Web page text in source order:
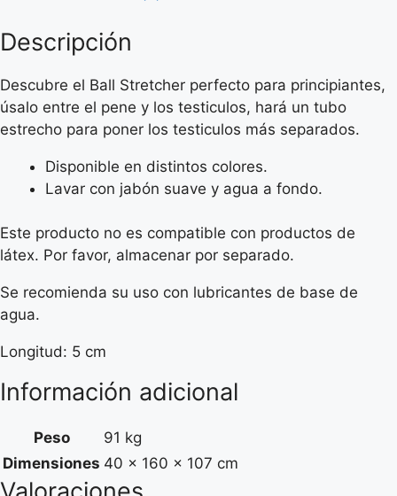
Descripción
Descubre el Ball Stretcher perfecto para principiantes,
úsalo entre el pene y los testiculos, hará un tubo
estrecho para poner los testiculos más separados.
Disponible en distintos colores.
Lavar con jabón suave y agua a fondo.
Este producto no es compatible con productos de
látex. Por favor, almacenar por separado.
Se recomienda su uso con lubricantes de base de
agua.
Longitud: 5 cm
Información adicional
Peso
91 kg
Dimensiones 40 × 160 × 107 cm